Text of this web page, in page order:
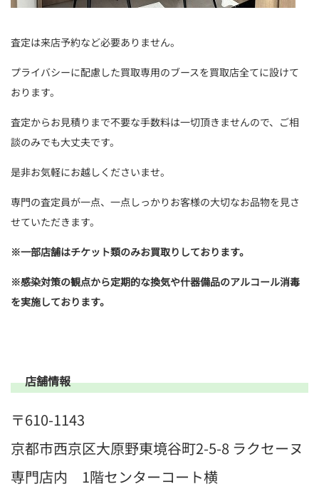
査定は来店予約など必要ありません。
プライバシーに配慮した買取専用のブースを買取店全てに設けて
おります。
査定からお見積りまで不要な手数料は一切頂きませんので、ご相
談のみでも大丈夫です。
是非お気軽にお越しくださいませ。
専門の査定員が一点、一点しっかりお客様の大切なお品物を見さ
せていただきます。
※一部店舗はチケット類のみお買取りしております。
※感染対策の観点から定期的な換気や什器備品のアルコール消毒
を実施しております。
店舗情報
〒610-1143
京都市西京区大原野東境谷町2-5-8 ラクセーヌ
専門店内 1階センターコート横